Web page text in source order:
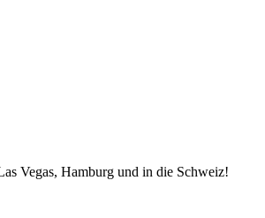
Vegas, Hamburg und in die Schweiz!